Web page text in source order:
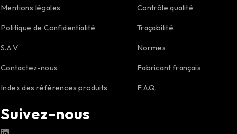
Mentions légales
Politique de Confidentialité
S.A.V.
Contactez-nous
Index des références produits
Suivez-nous
Contrôle qualité
Traçabilité
Normes
Fabricant français
F.A.Q.